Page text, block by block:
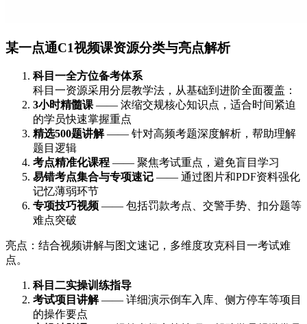
某一点通C1视频课资源分类与亮点解析
科目一全方位备考体系
科目一资源采用分层教学法，从基础到进阶全面覆盖：
3小时精髓课 —— 浓缩交规核心知识点，适合时间紧迫
的学员快速掌握重点
精选500题讲解—— 针对高频考题深度解析，帮助理解
题目逻辑
考点精准化课程 —— 聚焦考试重点，避免盲目学习
易错考点集合与专项速记 —— 通过图片和PDF资料强化
记忆薄弱环节
专项技巧视频 —— 包括罚款考点、交警手势、扣分题等
难点突破
亮点：结合视频讲解与图文速记，多维度攻克科目一考试难
点。
科目二实操训练指导
考试项目讲解—— 详细演示倒车入库、侧方停车等项目
的操作要点